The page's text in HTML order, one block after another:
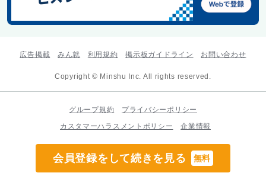
会員登録をして続きを見る 無料
広告掲載 みん就 利用規約 掲示板ガイドライン お問い合わせ
Copyright © Minshu Inc. All rights reserved.
グループ規約
プライバシーポリシー
カスタマーハラスメントポリシー
企業情報